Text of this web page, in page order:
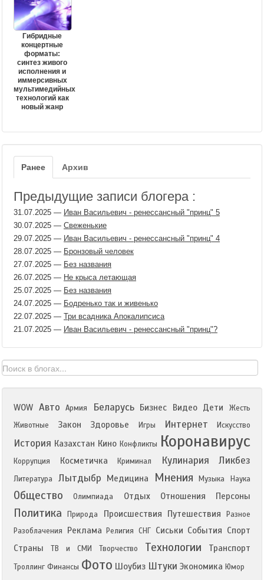
Гибридные
концертные
форматы:
синтез живого
исполнения и
иммерсивных
мультимедийных
технологий как
новый жанр
Ранее Архив
Предыдущие записи блогера :
31.07.2025 — Иван Васильевич - ренессансный "принц" 5
30.07.2025 — Свеженькие
29.07.2025 — Иван Васильевич - ренессансный "принц" 4
28.07.2025 — Бронзовый человек
27.07.2025 — Без названия
26.07.2025 — Не крыса летающая
25.07.2025 — Без названия
24.07.2025 — Бодренько так и живенько
22.07.2025 — Три всадника Апокалипсиса
21.07.2025 — Иван Васильевич - ренессансный "принц"?
WOW Авто Армия Беларусь Бизнес Видео Дети
Жесть
Животные
Закон Здоровье Игры Интернет Искусство
История Казахстан Кино Конфликты Коронавирус
Коррупция Косметичка Криминал Кулинария Ликбез
Литература Лытдыбр Медицина Мнения Музыка Наука
Общество Олимпиада Отдых Отношения Персоны
Политика Природа Происшествия Путешествия
Разное
Разоблачения
Реклама Религия СНГ Сиськи События Спорт
Страны
ТВ и СМИ Творчество Технологии Транспорт
Троллинг Финансы Фото Шоубиз Штуки Экономика Юмор